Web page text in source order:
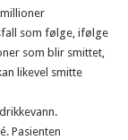
som følge, ifølge
som blir smittet,
likevel smitte
Pasienten